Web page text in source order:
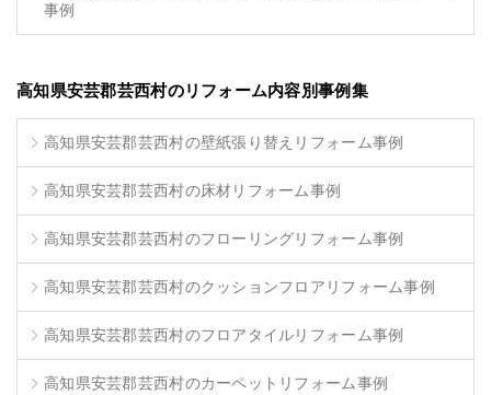
事例
高知県安芸郡芸西村のリフォーム内容別事例集
高知県安芸郡芸西村の壁紙張り替えリフォーム事例
高知県安芸郡芸西村の床材リフォーム事例
高知県安芸郡芸西村のフローリングリフォーム事例
高知県安芸郡芸西村のクッションフロアリフォーム事例
高知県安芸郡芸西村のフロアタイルリフォーム事例
高知県安芸郡芸西村のカーペットリフォーム事例